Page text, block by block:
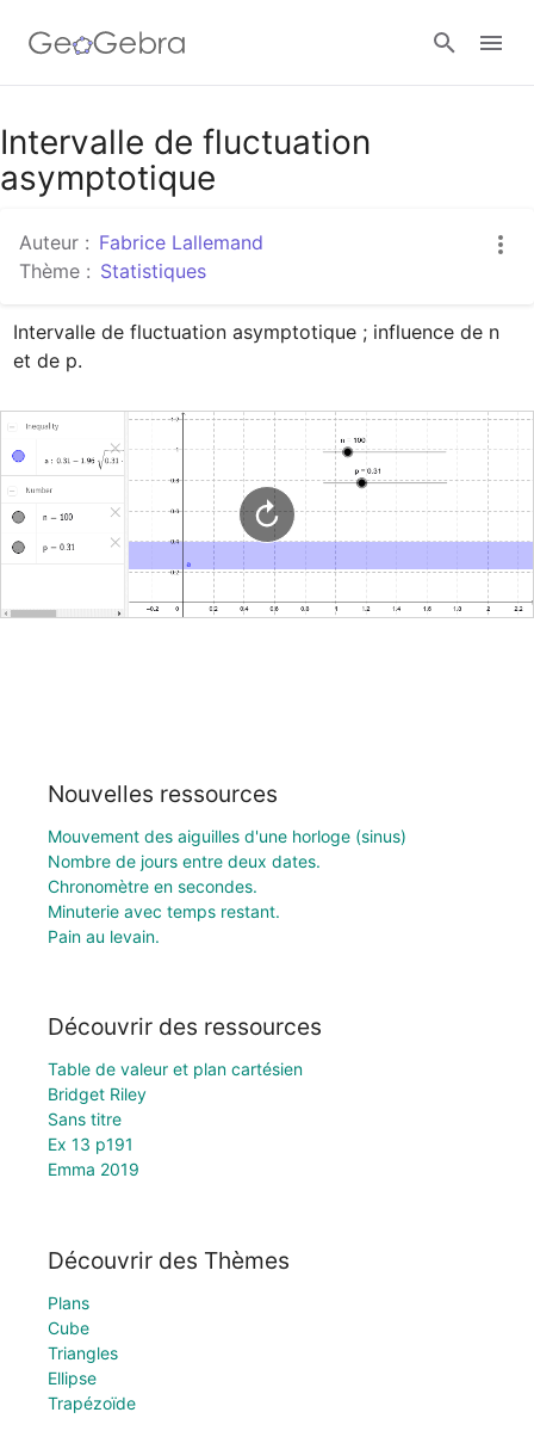
Google Classroom
Intervalle de fluctuation
asymptotique
Auteur : Fabrice Lallemand
Thème : Statistiques
Intervalle de fluctuation asymptotique ; influence de n
et de p.
Nouvelles ressources
Mouvement des aiguilles d'une horloge (sinus)
Nombre de jours entre deux dates.
Chronomètre en secondes.
Minuterie avec temps restant.
Pain au levain.
Découvrir des ressources
Table de valeur et plan cartésien
Bridget Riley
Sans titre
Ex 13 p191
Emma 2019
Découvrir des Thèmes
Plans
Cube
Triangles
Ellipse
Trapézoïde